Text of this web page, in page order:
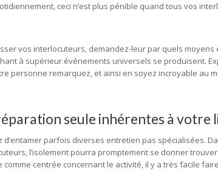
ceci n’est plus pénible quand tous vos
vos interlocuteurs, demandez-leur par quels moyens
à supérieur événements universels se produisent.
personne remarquez, et ainsi en soyez incroyable au
seule inhérentes à votre
parfois diverses entretien pas spécialisées.
l’isolement pourra promptement se donner
centrée concernant le activité, il y a très facile